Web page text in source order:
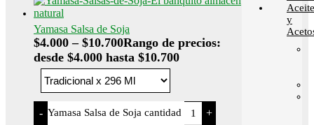
Yamasa Salsa de Soja
$4.000 – $10.700Rango de precios:
desde $4.000 hasta $10.700
- Yamasa Salsa de Soja cantidad +
y